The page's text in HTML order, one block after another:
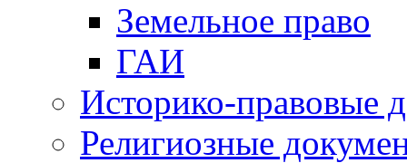
Земельное право
ГАИ
Историко-правовые
Религиозные